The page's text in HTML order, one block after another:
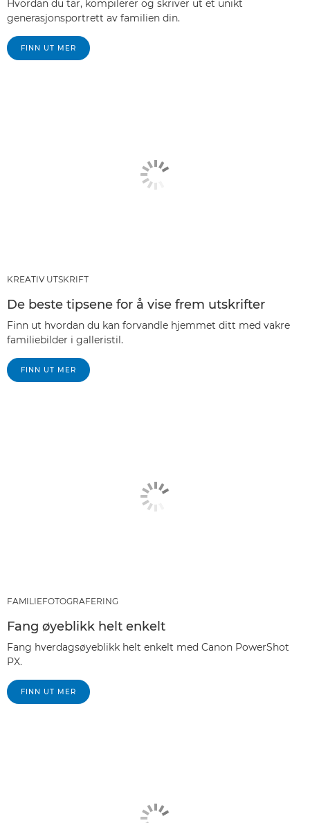
Hvordan du tar, kompilerer og skriver ut et unikt
generasjonsportrett av familien din.
FINN UT MER
KREATIV UTSKRIFT
De beste tipsene for å vise frem utskrifter
Finn ut hvordan du kan forvandle hjemmet ditt med vakre
familiebilder i galleristil.
FINN UT MER
FAMILIEFOTOGRAFERING
Fang øyeblikk helt enkelt
Fang hverdagsøyeblikk helt enkelt med Canon PowerShot
PX.
FINN UT MER